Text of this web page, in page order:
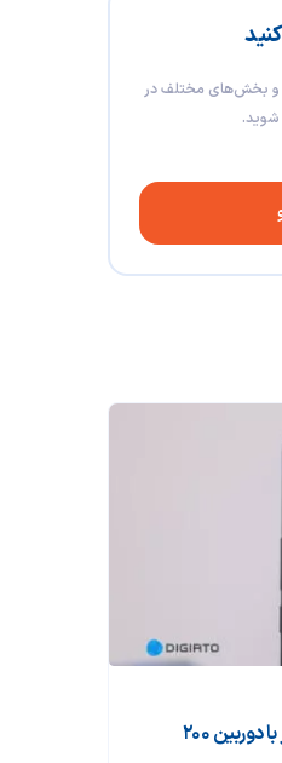
و بخش‌های مختلف در
شوید.
بررسی شیائومی 12T پرو؛ قاتل پرچمدار با دوربین ۲۰۰